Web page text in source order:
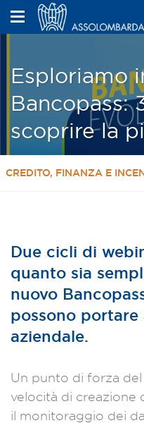
Esploriamo
Bancopass:
scoprire la
CREDITO, FINANZA E
Due cicli di
quanto sia
nuovo
possono portare
aziendale.
Un punto di forza del
velocità di creazione
il monitoraggio dei